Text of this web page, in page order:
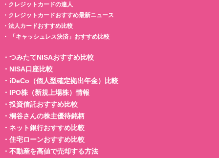
・ クレジットカードの達人
・ クレジットカードおすすめ最新ニュース
・ 法人カードおすすめ比較
・
「キャッシュレス決済」おすすめ比較
・ つみたてNISAおすすめ比較
・ NISA口座比較
・ iDeCo（個人型確定拠出年金）比較
・ IPO株（新規上場株）情報
・ 投資信託おすすめ比較
・ 桐谷さんの株主優待銘柄
・ ネット銀行おすすめ比較
・ 住宅ローンおすすめ比較
・ 不動産を高値で売却する方法